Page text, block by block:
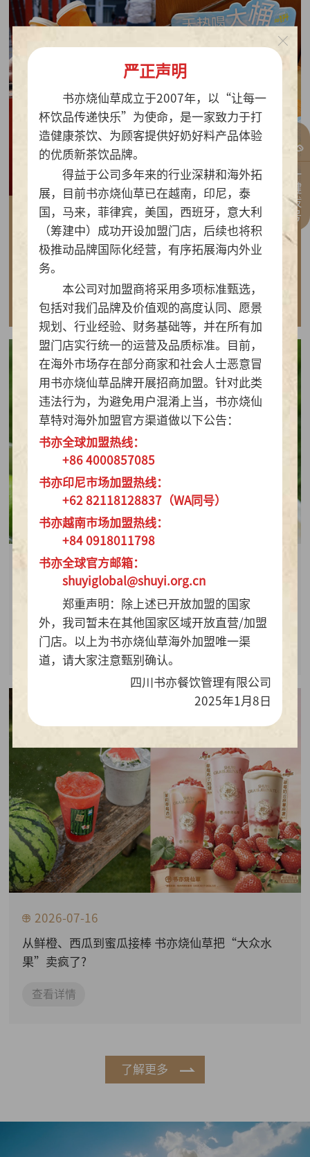
一键拨号
2026-07-30
做实亲民茶饮！书亦烧仙草以“有料品类之王”拿
下2026新茶饮TOP10
查看详情
2026-07-28
质价比持续热销
查看详情
2026-07-16
从鲜橙、西瓜到蜜瓜接棒 书亦烧仙草把“大众水
果”卖疯了?
查看详情
了解更多
严正声明
书亦烧仙草成立于2007年，以“让每一
杯饮品传递快乐”为使命，是一家致力于打
造健康茶饮、为顾客提供好奶好料产品体验
的优质新茶饮品牌。
得益于公司多年来的行业深耕和海外拓
展，目前书亦烧仙草已在越南，印尼，泰
国，马来，菲律宾，美国，西班牙，意大利
（筹建中）成功开设加盟门店，后续也将积
极推动品牌国际化经营，有序拓展海内外业
务。
本公司对加盟商将采用多项标准甄选，
包括对我们品牌及价值观的高度认同、愿景
规划、行业经验、财务基础等，并在所有加
盟门店实行统一的运营及品质标准。目前，
在海外市场存在部分商家和社会人士恶意冒
用书亦烧仙草品牌开展招商加盟。针对此类
违法行为，为避免用户混淆上当，书亦烧仙
草特对海外加盟官方渠道做以下公告：
书亦全球加盟热线：
+86 4000857085
书亦印尼市场加盟热线：
+62 82118128837（WA同号）
书亦越南市场加盟热线：
+84 0918011798
书亦全球官方邮箱：
shuyiglobal@shuyi.org.cn
郑重声明：除上述已开放加盟的国家
外，我司暂未在其他国家区域开放直营/加盟
门店。以上为书亦烧仙草海外加盟唯一渠
道，请大家注意甄别确认。
四川书亦餐饮管理有限公司
2025年1月8日